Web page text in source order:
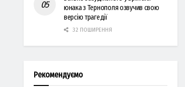
юнака з Тернополя озвучив свою
версію трагедії
32 ПОШИРЕННЯ
Рекомендуємо